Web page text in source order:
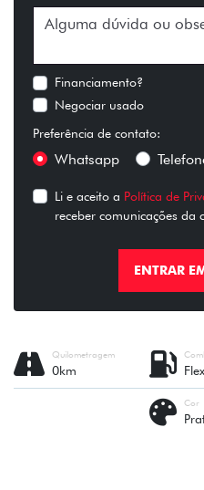
Financiamento?
Negociar usado
Preferência de contato:
Whatsapp
Li e aceito a Política de
receber comunicações da
ENTRAR
Flex
Quilometragem
0km
Cor